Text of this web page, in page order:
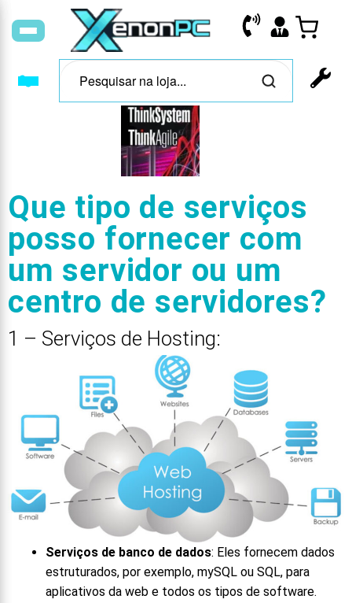
Que tipo de serviços
posso fornecer com
um servidor ou um
centro de servidores?
1 – Serviços de Hosting:
Serviços de banco de dados: Eles fornecem dados
estruturados, por exemplo, mySQL ou SQL, para
aplicativos da web e todos os tipos de software.